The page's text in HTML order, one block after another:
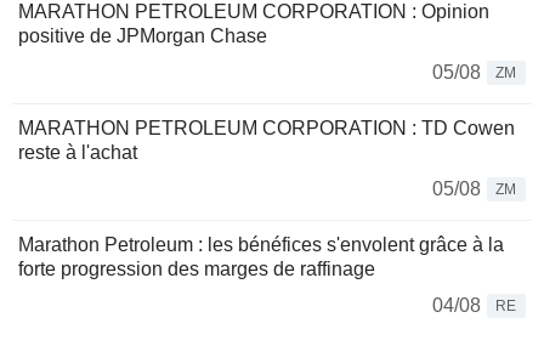
MARATHON PETROLEUM CORPORATION : Opinion
positive de JPMorgan Chase
05/08
ZM
MARATHON PETROLEUM CORPORATION : TD Cowen
reste à l'achat
05/08
ZM
Marathon Petroleum : les bénéfices s'envolent grâce à la
forte progression des marges de raffinage
04/08
RE